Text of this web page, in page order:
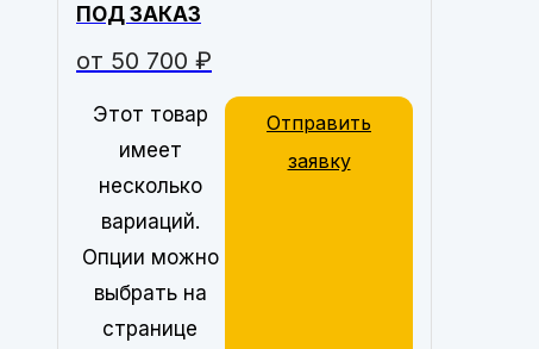
от 50 700 ₽
ПОД ЗАКАЗ
Этот товар
имеет
несколько
вариаций.
Опции можно
выбрать на
странице
Отправить
заявку